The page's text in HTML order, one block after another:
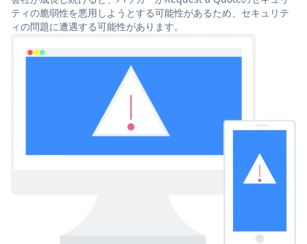
ティの脆弱性を悪用しようとする可能性があるため、セキュリテ
ィの問題に遭遇する可能性があります。